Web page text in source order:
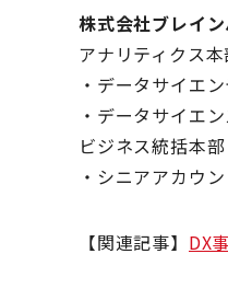
株式会社ブレイ
アナリティクス本
・データサイエ
・データサイエ
ビジネス統括本部
・シニアアカウ
【関連記事】 DX